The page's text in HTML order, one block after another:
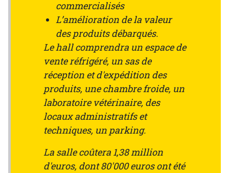
commercialisés
L’amélioration de la valeur
des produits débarqués.
Le hall comprendra un espace de
vente réfrigéré, un sas de
réception et d'expédition des
produits, une chambre froide, un
laboratoire vétérinaire, des
locaux administratifs et
techniques, un parking.
La salle coûtera 1,38 million
d'euros, dont 80'000 euros ont été